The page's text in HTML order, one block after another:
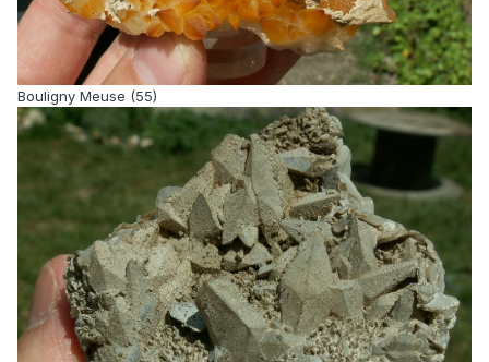
Bouligny Meuse (55)